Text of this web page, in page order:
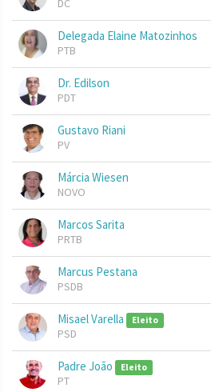
DC
Delegada Elaine Matozinhos
PTB
Dr. Edilson
PDT
Gustavo Riani
PV
Márcia Wiesen
NOVO
Marcos Sarita
PRTB
Marcus Pestana
PSDB
Misael Varella Eleito
PSD
Padre João Eleito
PT